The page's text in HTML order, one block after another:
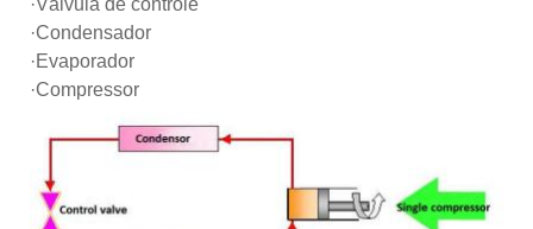
·Válvula de controle
·Condensador
·Evaporador
·Compressor